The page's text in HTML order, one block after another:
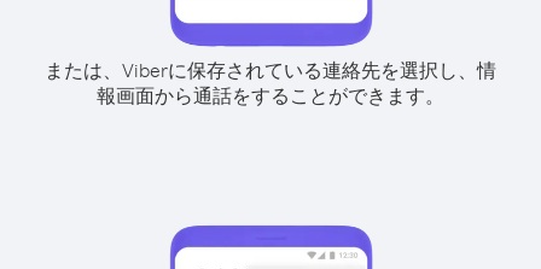
または、Viberに保存されている連絡先を選択し、情
報画面から通話をすることができます。